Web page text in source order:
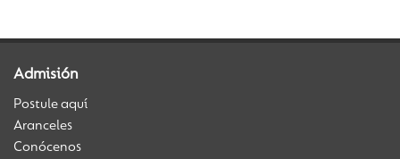
Admisión
Postule aquí
Aranceles
Conócenos